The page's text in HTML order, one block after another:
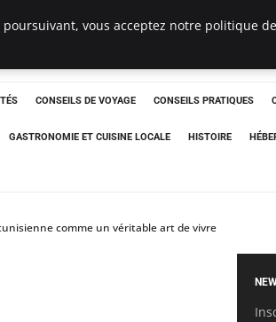
CONSEILS DE VOYAGE CONSEILS PRATIQUES
GASTRONOMIE ET CUISINE LOCALE HISTOIRE
comme un véritable art de vivre
vous acceptez notre politique